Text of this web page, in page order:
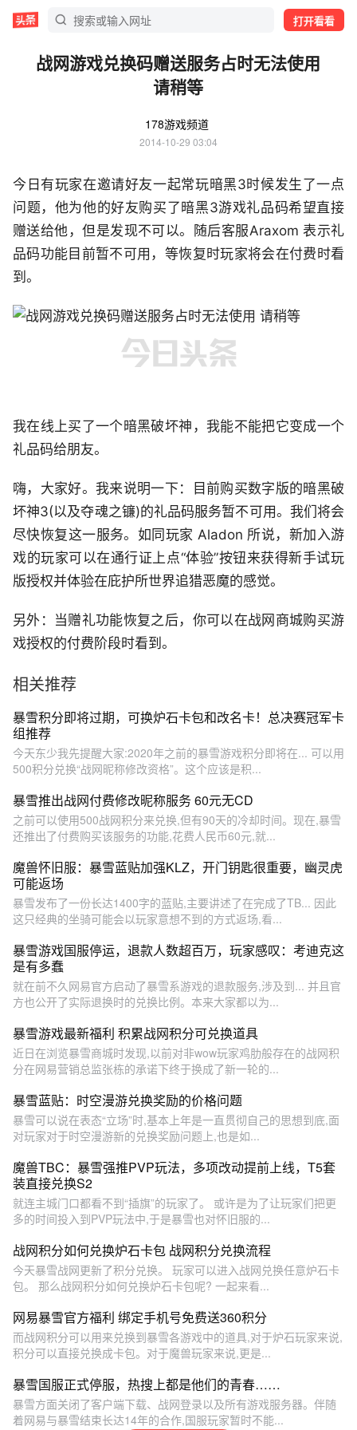
打开看看
战网游戏兑换码赠送服务占时无法使用
请稍等
178游戏频道
2014-10-29 03:04
今日有玩家在邀请好友一起常玩暗黑3时候发生了一点
问题，他为他的好友购买了暗黑3游戏礼品码希望直接
赠送给他，但是发现不可以。随后客服Araxom 表示礼
品码功能目前暂不可用，等恢复时玩家将会在付费时看
到。
我在线上买了一个暗黑破坏神，我能不能把它变成一个
礼品码给朋友。
嗨，大家好。我来说明一下：目前购买数字版的暗黑破
坏神3(以及夺魂之镰)的礼品码服务暂不可用。我们将会
尽快恢复这一服务。如同玩家 Aladon 所说，新加入游
戏的玩家可以在通行证上点“体验”按钮来获得新手试玩
版授权并体验在庇护所世界追猎恶魔的感觉。
另外：当赠礼功能恢复之后，你可以在战网商城购买游
戏授权的付费阶段时看到。
相关推荐
暴雪积分即将过期，可换炉石卡包和改名卡！总决赛冠军卡
组推荐
今天东少我先提醒大家:2020年之前的暴雪游戏积分即将在... 可以用
500积分兑换“战网昵称修改资格”。这个应该是积...
暴雪推出战网付费修改昵称服务 60元无CD
之前可以使用500战网积分来兑换,但有90天的冷却时间。现在,暴雪
还推出了付费购买该服务的功能,花费人民币60元,就...
魔兽怀旧服：暴雪蓝贴加强KLZ，开门钥匙很重要，幽灵虎
可能返场
暴雪发布了一份长达1400字的蓝贴,主要讲述了在完成了TB... 因此
这只经典的坐骑可能会以玩家意想不到的方式返场,看...
暴雪游戏国服停运，退款人数超百万，玩家感叹：考迪克这
是有多蠢
就在前不久网易官方启动了暴雪系游戏的退款服务,涉及到... 并且官
方也公开了实际退换时的兑换比例。本来大家都以为...
暴雪游戏最新福利 积累战网积分可兑换道具
近日在浏览暴雪商城时发现,以前对非wow玩家鸡肋般存在的战网积
分在网易营销总监张栋的承诺下终于换成了新一轮的...
暴雪蓝贴：时空漫游兑换奖励的价格问题
暴雪可以说在表态“立场”时,基本上年是一直贯彻自己的思想到底,面
对玩家对于时空漫游新的兑换奖励问题上,也是如...
魔兽TBC：暴雪强推PVP玩法，多项改动提前上线，T5套
装直接兑换S2
就连主城门口都看不到“插旗”的玩家了。 或许是为了让玩家们把更
多的时间投入到PVP玩法中,于是暴雪也对怀旧服的...
战网积分如何兑换炉石卡包 战网积分兑换流程
今天暴雪战网更新了积分兑换。 玩家可以进入战网兑换任意炉石卡
包。 那么战网积分如何兑换炉石卡包呢? 一起来看...
网易暴雪官方福利 绑定手机号免费送360积分
而战网积分可以用来兑换到暴雪各游戏中的道具,对于炉石玩家来说,
积分可以直接兑换成卡包。对于魔兽玩家来说,更是...
暴雪国服正式停服，热搜上都是他们的青春……
暴雪方面关闭了客户端下载、战网登录以及所有游戏服务器。伴随
着网易与暴雪结束长达14年的合作,国服玩家暂时不能...